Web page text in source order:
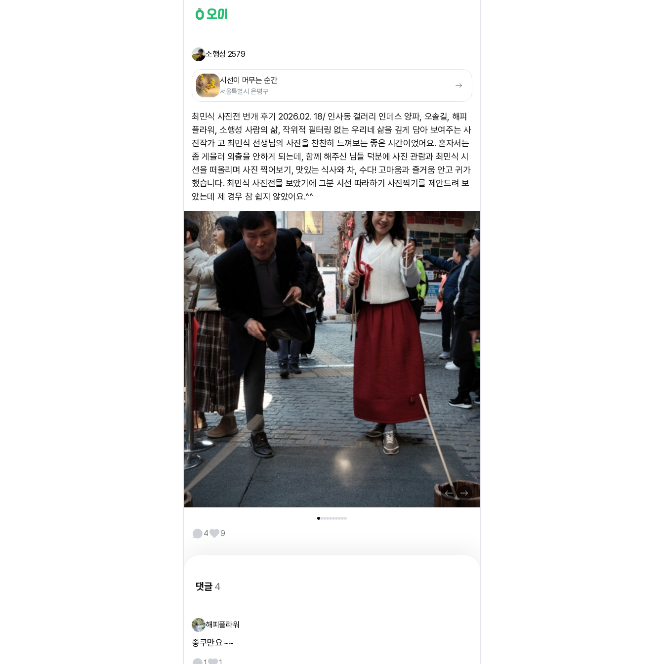
소행성 2579
시선이 머무는 순간
서울특별시 은평구
최민식 사진전 번개 후기 2026.02. 18/ 인사동 갤러리 인데스 양파, 오솔길, 해피
플라워, 소행성 사람의 삶, 작위적 필터링 없는 우리네 삶을 깊게 담아 보여주는 사
진작가 고 최민식 선생님의 사진을 찬찬히 느껴보는 좋은 시간이었어요. 혼자서는
좀 게을러 외출을 안하게 되는데, 함께 해주신 님들 덕분에 사진 관람과 최민식 시
선을 떠올리며 사진 찍어보기, 맛있는 식사와 차, 수다! 고마움과 즐거움 안고 귀가
했습니다. 최민식 사진전믈 보았기에 그분 시선 따라하기 사진찍기를 제안드려 보
았는데 제 경우 참 쉽지 않았어요. ​^^
4 9
댓글4
해피플라워
좋쿠만요~~